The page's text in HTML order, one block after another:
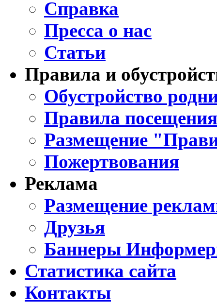
Справка
Пресса о нас
Статьи
Правила и
Обустройство
Правила
Размещение
Пожертвования
Реклама
Размещение
Друзья
Баннеры
Статистика сайта
Контакты